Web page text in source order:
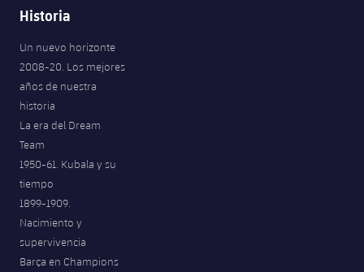
Historia
Un nuevo horizonte
2008-20. Los mejores
años de nuestra
historia
La era del Dream
Team
1950-61. Kubala y su
tiempo
1899-1909.
Nacimiento y
supervivencia
Barça en Champions